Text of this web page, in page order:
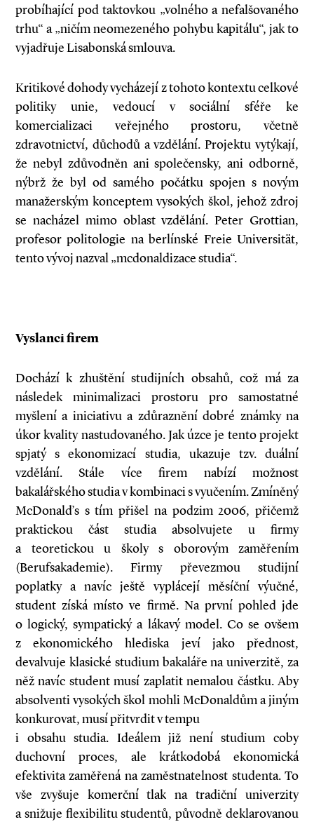
probíhající pod taktovkou „volného a nefalšovaného
trhu“ a „ničím neomezeného pohybu kapitálu“, jak to
vyjadřuje Lisabonská smlouva.
Kritikové dohody vycházejí z tohoto kontextu celkové
politiky unie, vedoucí v sociální sféře ke
komercializaci veřejného prostoru, včetně
zdravotnictví, důchodů a vzdělání. Projektu vytýkají,
že nebyl zdůvodněn ani společensky, ani odborně,
nýbrž že byl od samého počátku spojen s novým
manažerským konceptem vysokých škol, jehož zdroj
se nacházel mimo oblast vzdělání. Peter Grottian,
profesor politologie na berlínské Freie Universität,
tento vývoj nazval „mcdonaldizace studia“.
Vyslanci firem
Dochází k zhuštění studijních obsahů, což má za
následek minimalizaci prostoru pro samostatné
myšlení a iniciativu a zdůraznění dobré známky na
úkor kvality nastudovaného. Jak úzce je tento projekt
spjatý s ekonomizací studia, ukazuje tzv. duální
vzdělání. Stále více firem nabízí možnost
bakalářského studia v kombinaci s vyučením. Zmíněný
McDonald’s s tím přišel na podzim 2006, přičemž
praktickou část studia absolvujete u firmy
a teoretickou u školy s oborovým zaměřením
(Berufsakademie). Firmy převezmou studijní
poplatky a navíc ještě vyplácejí měsíční výučné,
student získá místo ve firmě. Na první pohled jde
o logický, sympatický a lákavý model. Co se ovšem
z ekonomického hlediska jeví jako přednost,
devalvuje klasické studium bakaláře na univerzitě, za
něž navíc student musí zaplatit nemalou částku. Aby
absolventi vysokých škol mohli McDonaldům a jiným
konkurovat, musí přitvrdit v tempu
i obsahu studia. Ideálem již není studium coby
duchovní proces, ale krátkodobá ekonomická
efektivita zaměřená na zaměstnatelnost studenta. To
vše zvyšuje komerční tlak na tradiční univerzity
a snižuje flexibilitu studentů, původně deklarovanou